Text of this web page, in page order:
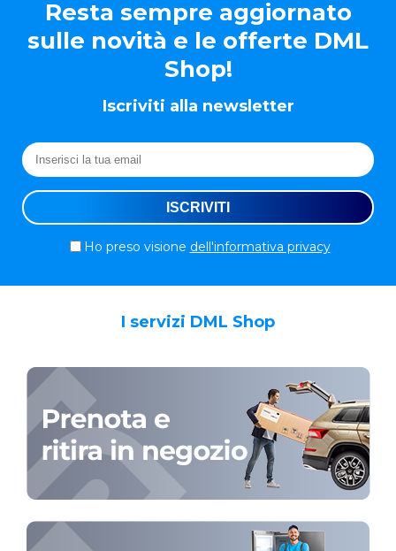
Resta sempre aggiornato
sulle novità e le offerte DML
Shop!
Iscriviti alla newsletter
Ho preso visione dell'informativa privacy
I servizi DML Shop